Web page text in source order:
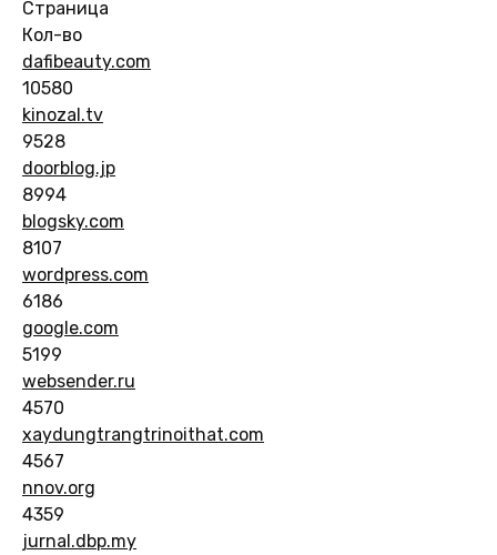
Страница
Кол-во
dafibeauty.com
10580
kinozal.tv
9528
doorblog.jp
8994
blogsky.com
8107
wordpress.com
6186
google.com
5199
websender.ru
4570
xaydungtrangtrinoithat.com
4567
nnov.org
4359
jurnal.dbp.my